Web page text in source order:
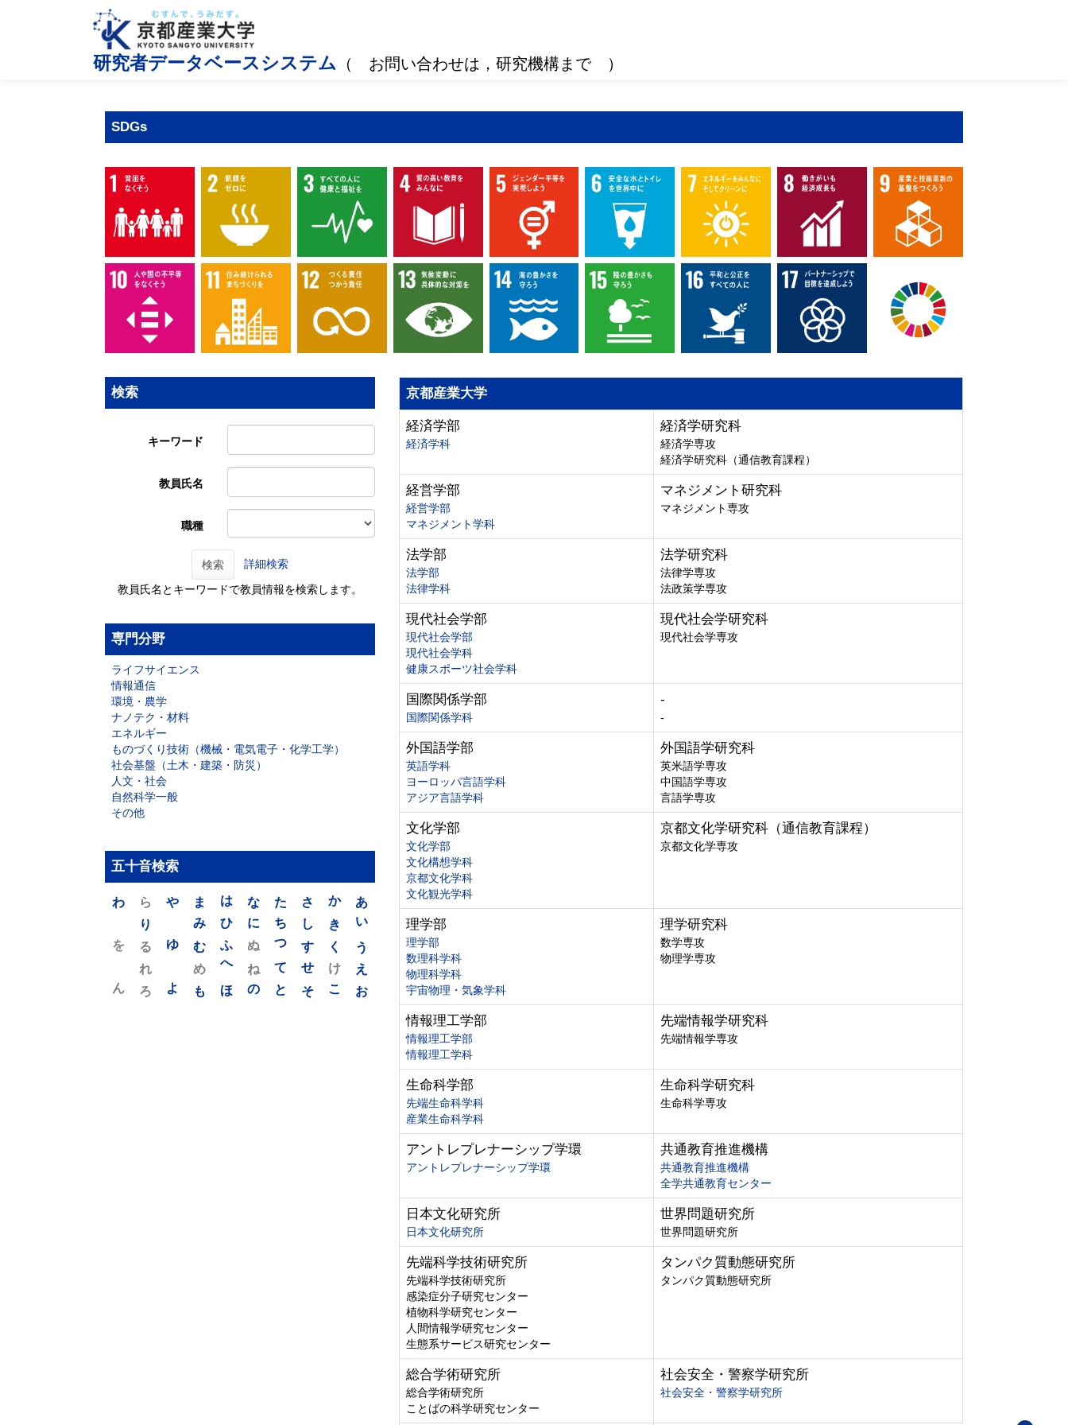
研究者データベースシステム （ お問い合わせは，研究機構まで ）
SDGs
検索
キーワード
教員氏名
職種
検索 詳細検索
教員氏名とキーワードで教員情報を検索します。
専門分野
ライフサイエンス
情報通信
環境・農学
ナノテク・材料
エネルギー
ものづくり技術（機械・電気電子・化学工学）
社会基盤（土木・建築・防災）
人文・社会
自然科学一般
その他
五十音検索
あ
い
う
え
お
か
き
く
け
こ
さ
し
す
せ
そ
た
ち
つ
て
と
な
に
ぬ
ね
の
は
ひ
ふ
へ
ほ
ま
み
む
め
も
や
ゆ
よ
ら
り
る
れ
ろ
わ
を
ん
京都産業大学
経済学部
経済学科
経済学研究科
経済学専攻
経済学研究科（通信教育課程）
経営学部
経営学部
マネジメント学科
マネジメント研究科
マネジメント専攻
法学部
法学部
法律学科
法学研究科
法律学専攻
法政策学専攻
現代社会学部
現代社会学部
現代社会学科
健康スポーツ社会学科
現代社会学研究科
現代社会学専攻
国際関係学部
国際関係学科
-
-
外国語学部
英語学科
ヨーロッパ言語学科
アジア言語学科
外国語学研究科
英米語学専攻
中国語学専攻
言語学専攻
文化学部
文化学部
文化構想学科
京都文化学科
文化観光学科
京都文化学研究科（通信教育課程）
京都文化学専攻
理学部
理学部
数理科学科
物理科学科
宇宙物理・気象学科
理学研究科
数学専攻
物理学専攻
情報理工学部
情報理工学部
情報理工学科
先端情報学研究科
先端情報学専攻
生命科学部
先端生命科学科
産業生命科学科
生命科学研究科
生命科学専攻
アントレプレナーシップ学環
アントレプレナーシップ学環
共通教育推進機構
共通教育推進機構
全学共通教育センター
日本文化研究所
日本文化研究所
世界問題研究所
世界問題研究所
先端科学技術研究所
先端科学技術研究所
感染症分子研究センター
植物科学研究センター
人間情報学研究センター
生態系サービス研究センター
タンパク質動態研究所
タンパク質動態研究所
総合学術研究所
総合学術研究所
ことばの科学研究センター
社会安全・警察学研究所
社会安全・警察学研究所